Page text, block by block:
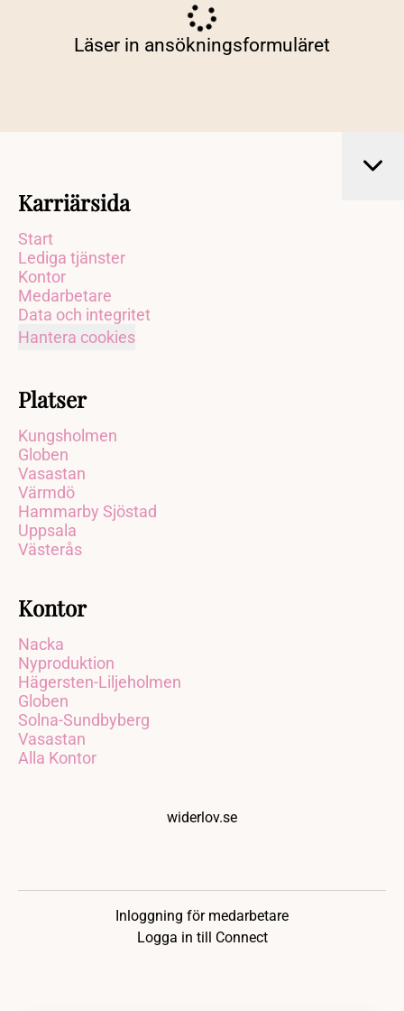
Läser in ansökningsformuläret
Karriärsida
Start
Lediga tjänster
Kontor
Medarbetare
Data och integritet
Hantera cookies
Platser
Kungsholmen
Globen
Vasastan
Värmdö
Hammarby Sjöstad
Uppsala
Västerås
Kontor
Nacka
Nyproduktion
Hägersten-Liljeholmen
Globen
Solna-Sundbyberg
Vasastan
Alla Kontor
widerlov.se
Inloggning för medarbetare
Logga in till Connect